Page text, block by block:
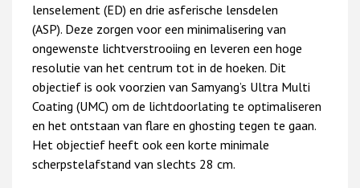
lenselement (ED) en drie asferische lensdelen
(ASP). Deze zorgen voor een minimalisering van
ongewenste lichtverstrooiing en leveren een hoge
resolutie van het centrum tot in de hoeken. Dit
objectief is ook voorzien van Samyang’s Ultra Multi
Coating (UMC) om de lichtdoorlating te optimaliseren
en het ontstaan van flare en ghosting tegen te gaan.
Het objectief heeft ook een korte minimale
scherpstelafstand van slechts 28 cm.